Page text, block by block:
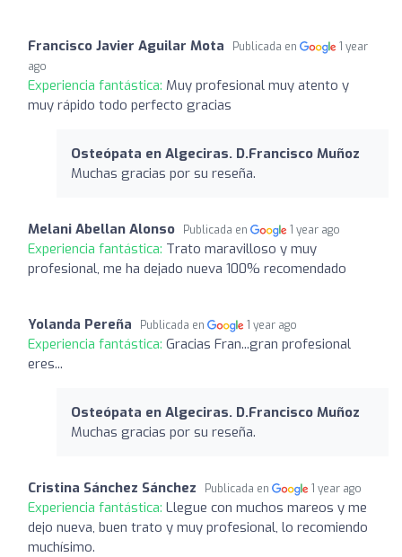
Francisco Javier Aguilar Mota Publicada en
1 year
ago
Experiencia fantástica: Muy profesional muy atento y
muy rápido todo perfecto gracias
Osteópata en Algeciras. D.Francisco Muñoz
Muchas gracias por su reseña.
Melani Abellan Alonso Publicada en 1 year ago
Experiencia fantástica: Trato maravilloso y muy
profesional, me ha dejado nueva 100% recomendado
Yolanda Pereña Publicada en 1 year ago
Experiencia fantástica: Gracias Fran...gran profesional
eres...
Osteópata en Algeciras. D.Francisco Muñoz
Muchas gracias por su reseña.
Cristina Sánchez Sánchez Publicada en 1 year ago
Experiencia fantástica: Llegue con muchos mareos y me
dejo nueva, buen trato y muy profesional, lo recomiendo
muchísimo.